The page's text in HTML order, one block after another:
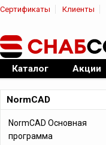
Сертификаты Клиенты
Официальный дилер ПО
Каталог Акции
NormCAD
NormCAD Основная
программа